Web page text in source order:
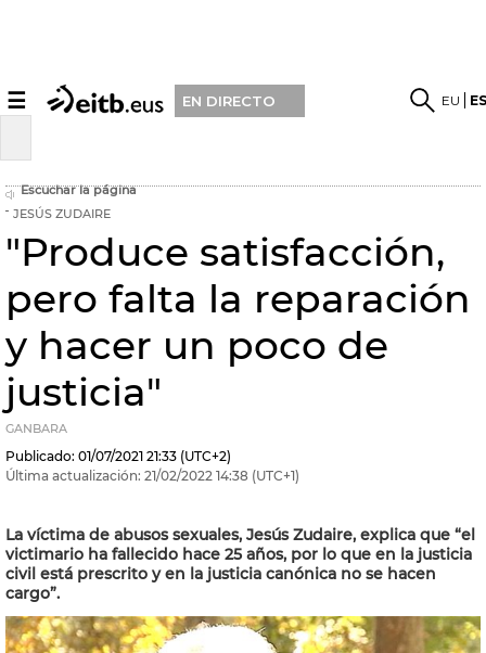
☰ EN DIRECTO EU
Escuchar la página
JESÚS ZUDAIRE
"Produce satisfacción,
pero falta la reparación
y hacer un poco de
justicia"
GANBARA
Publicado: 01/07/2021 21:33 (UTC+2)
Última actualización: 21/02/2022 14:38 (UTC+1)
La víctima de abusos sexuales, Jesús Zudaire, explica que “el
victimario ha fallecido hace 25 años, por lo que en la justicia
civil está prescrito y en la justicia canónica no se hacen
cargo”.